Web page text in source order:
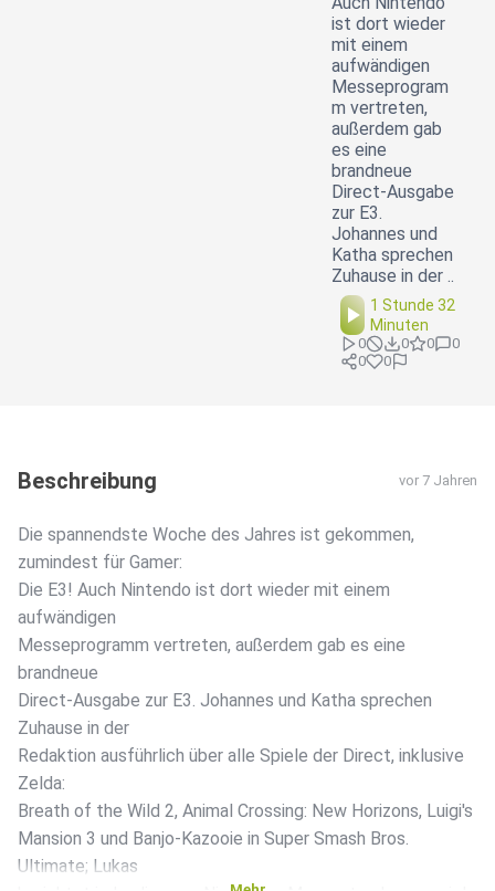
ist dort wieder
mit einem
aufwändigen
Messeprogram
m vertreten,
außerdem gab
es eine
brandneue
Direct-Ausgabe
zur E3.
Johannes und
Katha sprechen
Zuhause in der ..
1 Stunde 32
Minuten
0 0 0
0
0
0
Beschreibung vor 7 Jahren
Die spannendste Woche des Jahres ist gekommen,
zumindest für Gamer:
Die E3! Auch Nintendo ist dort wieder mit einem
aufwändigen
Messeprogramm vertreten, außerdem gab es eine
brandneue
Direct-Ausgabe zur E3. Johannes und Katha sprechen
Zuhause in der
Redaktion ausführlich über alle Spiele der Direct, inklusive
Zelda:
Breath of the Wild 2, Animal Crossing: New Horizons, Luigi's
Mansion 3 und Banjo-Kazooie in Super Smash Bros.
Ultimate; Lukas